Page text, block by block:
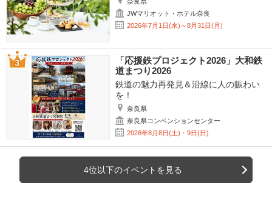
JWマリオット・ホテル奈良
2026年7月1日(水)～8月31日(月)
「応援鉄プロジェクト2026」大和鉄
道まつり2026
鉄道の魅力再発見＆沿線に人の賑わい
を！
奈良県
奈良県コンベンションセンター
2026年8月8日(土)・9日(日)
4位以下のイベントを見る